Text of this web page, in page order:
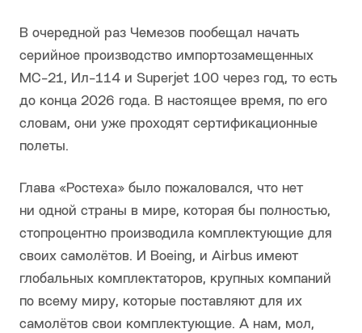
В очередной раз Чемезов пообещал начать
серийное производство импортозамещенных
МС-21, Ил-114 и Superjet 100 через год, то есть
до конца 2026 года. В настоящее время, по его
словам, они уже проходят сертификационные
полеты.
Глава «Ростеха» было пожаловался, что нет
ни одной страны в мире, которая бы полностью,
стопроцентно производила комплектующие для
своих самолётов. И Boeing, и Airbus имеют
глобальных комплектаторов, крупных компаний
по всему миру, которые поставляют для их
самолётов свои комплектующие. А нам, мол,